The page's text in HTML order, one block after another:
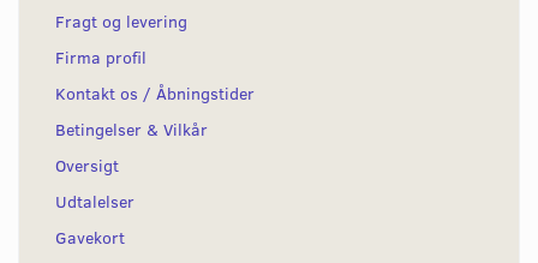
Fragt og levering
Firma profil
Kontakt os / Åbningstider
Betingelser & Vilkår
Oversigt
Udtalelser
Gavekort